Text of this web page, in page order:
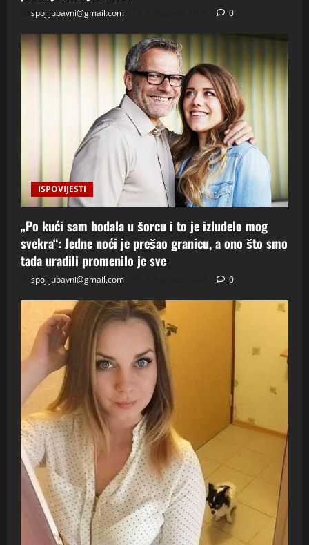
spojljubavni@gmail.com 0
ISPOVIJESTI
„Po kući sam hodala u šorcu i to je izludelo mog
svekra“: Jedne noći je prešao granicu, a ono što smo
tada uradili promenilo je sve
spojljubavni@gmail.com 0